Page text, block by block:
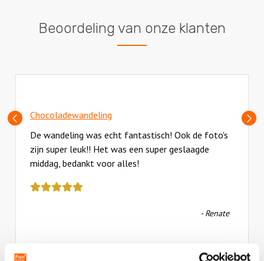
Beoordeling van onze klanten
Vorige
slide
Chocoladewandeling
De wandeling was echt fantastisch! Ook de foto's
zijn super leuk!! Het was een super geslaagde
middag, bedankt voor alles!
review
- Renate